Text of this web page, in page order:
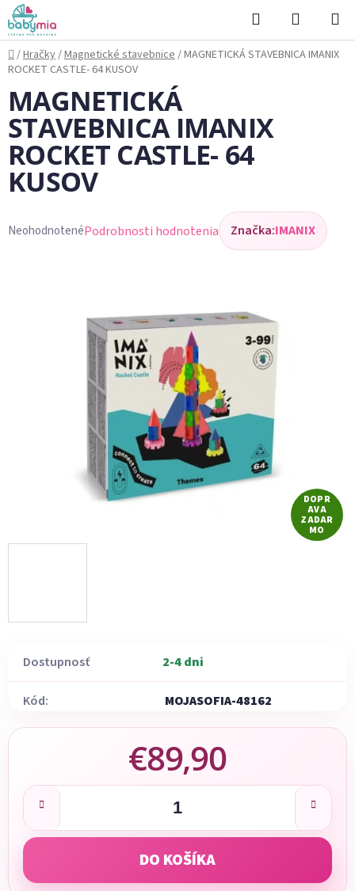
Prejsť
na
obsah
Hľadať
KOŠÍK
Domov
/Hračky/Magnetické stavebnice/MAGNETICKÁ STAVEBNICA IMANIX
ROCKET CASTLE- 64 KUSOV
Dostupnosť 2-4 dni
Kód: MOJASOFIA-48162
€89,90
Jednotková cena:
DO KOŠÍKA
MAGNETICKÁ
STAVEBNICA IMANIX
ROCKET CASTLE- 64
KUSOV
Priemerné
NeohodnotenéPodrobnosti hodnotenia Značka:IMANIX
DOPR
AVA
ZADAR
MO